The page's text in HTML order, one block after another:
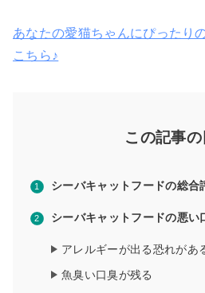
あなたの愛猫ちゃんにぴったり
こちら♪
この記事の
シーバキャットフードの総合
シーバキャットフードの悪い
アレルギーが出る恐れがあ
魚臭い口臭が残る